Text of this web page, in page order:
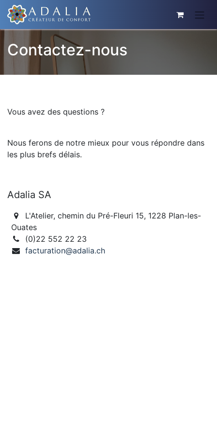
Contactez-nous
Vous avez des questions ?
Nous ferons de notre mieux pour vous répondre dans
les plus brefs délais.
Adalia SA
L'Atelier, chemin du Pré-Fleuri 15, 1228 Plan-les-
Ouates
(0)22 552 22 23
facturation@adalia.ch